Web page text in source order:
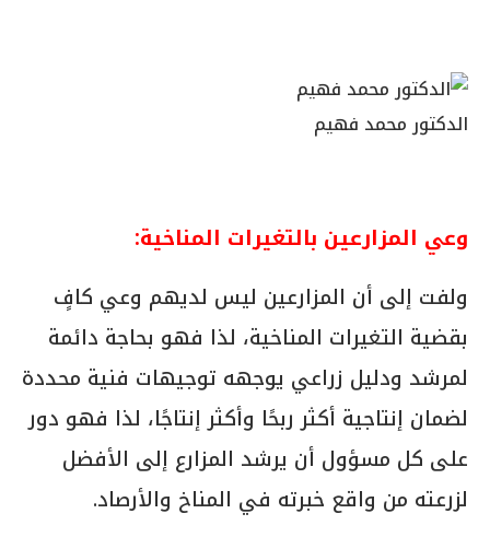
الدكتور محمد فهيم
وعي المزارعين بالتغيرات المناخية:
ولفت إلى أن المزارعين ليس لديهم وعي كافٍ
بقضية التغيرات المناخية، لذا فهو بحاجة دائمة
لمرشد ودليل زراعي يوجهه توجيهات فنية محددة
لضمان إنتاجية أكثر ربحًا وأكثر إنتاجًا، لذا فهو دور
على كل مسؤول أن يرشد المزارع إلى الأفضل
لزرعته من واقع خبرته في المناخ والأرصاد.